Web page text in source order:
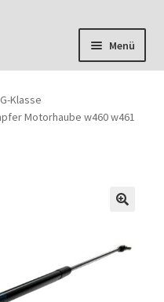
Menü
G-Klasse
Motorhaube w460 w461